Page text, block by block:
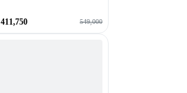
549,000
411,750